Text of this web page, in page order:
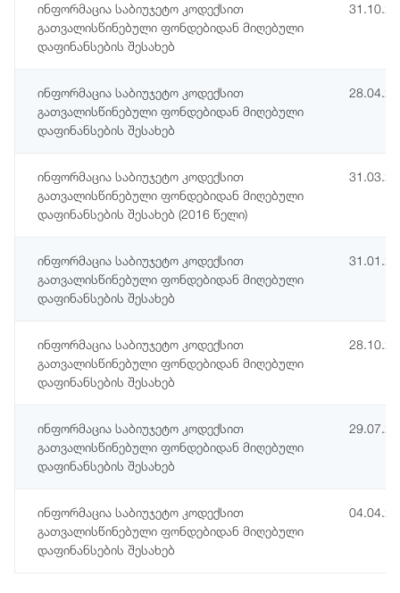
ინფორმაცია საბიუჯეტო კოდექსით
გათვალისწინებული ფონდებიდან მიღებული
დაფინანსების შესახებ
ინფორმაცია საბიუჯეტო კოდექსით
გათვალისწინებული ფონდებიდან მიღებული
დაფინანსების შესახებ
ინფორმაცია საბიუჯეტო კოდექსით
გათვალისწინებული ფონდებიდან მიღებული
დაფინანსების შესახებ (2016 წელი)
ინფორმაცია საბიუჯეტო კოდექსით
გათვალისწინებული ფონდებიდან მიღებული
დაფინანსების შესახებ
ინფორმაცია საბიუჯეტო კოდექსით
გათვალისწინებული ფონდებიდან მიღებული
დაფინანსების შესახებ
ინფორმაცია საბიუჯეტო კოდექსით
გათვალისწინებული ფონდებიდან მიღებული
დაფინანსების შესახებ
ინფორმაცია საბიუჯეტო კოდექსით
გათვალისწინებული ფონდებიდან მიღებული
დაფინანსების შესახებ